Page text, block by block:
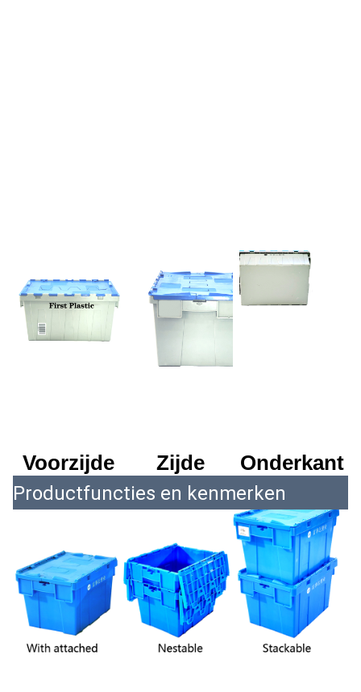
Voorzijde Zijde Onderkant
Productfuncties en kenmerken